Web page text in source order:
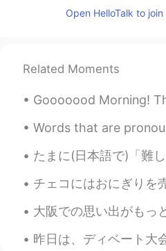
CN EN
味。😂
YIYI
It looks delicious
春风
CN EN
我只看懂了大米饭
Susan
Open HelloTalk to
Related Moments
Gooooood Morning! Thankful the sun comes up every
Words that are pronounced the same, but spelt differently
たまに(日本語で)「難しい言葉を知ってるね」と言われるんですけど、あえてそういう言葉を使っているわけじゃない
チェコにはおにぎりを売っているスーパーがあるってめっちゃびっくりした！けどちょー嬉しい〜 😍日本にいるあ
大阪での思い出がもっと..お寺の建築が大好きです。✨☺️ More
昨日は、ディベート大会に出場した生徒の応援に行ってきました。